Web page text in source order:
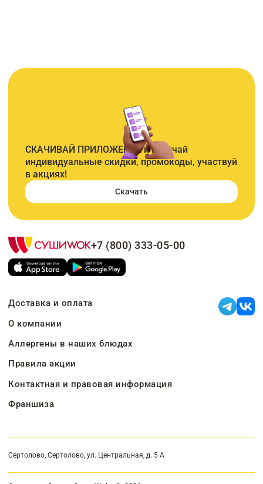
СКАЧИВАЙ ПРИЛОЖЕНИЕ и получай
индивидуальные скидки, промокоды, участвуй
в акциях!
Скачать
+7 (800) 333-05-00
Доставка и оплата
О компании
Аллергены в наших блюдах
Правила акции
Контактная и правовая информация
Франшиза
Сертолово, Сертолово, ул. Центральная, д. 5 А